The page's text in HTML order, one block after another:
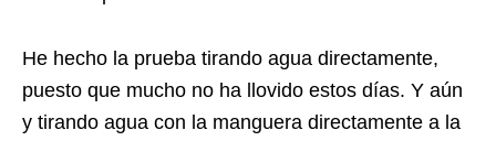
He hecho la prueba tirando agua directamente,
puesto que mucho no ha llovido estos días. Y aún
y tirando agua con la manguera directamente a la